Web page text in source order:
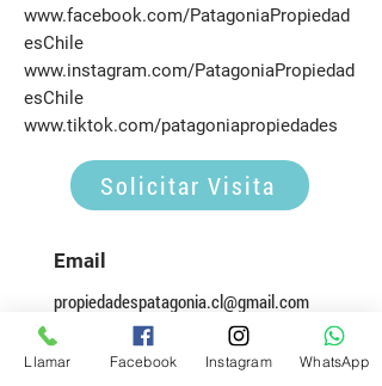
www.facebook.com/PatagoniaPropiedad
esChile
www.instagram.com/PatagoniaPropiedad
esChile
www.tiktok.com/patagoniapropiedades
Solicitar Visita
Email
propiedadespatagonia.cl@gmail.com
Teléfono
(+56)
9 3642 7758
Llamar Facebook Instagram WhatsApp